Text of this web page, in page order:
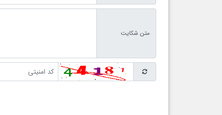
متن شکایت